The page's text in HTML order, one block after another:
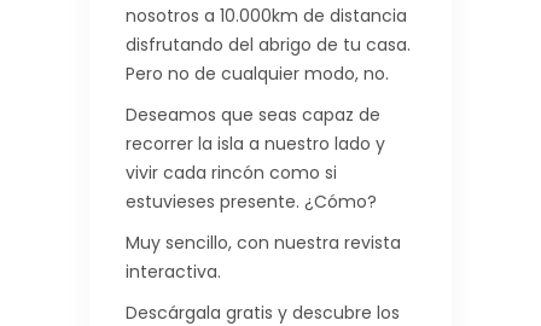
nosotros a 10.000km de distancia
disfrutando del abrigo de tu casa.
Pero no de cualquier modo, no.
Deseamos que seas capaz de
recorrer la isla a nuestro lado y
vivir cada rincón como si
estuvieses presente. ¿Cómo?
Muy sencillo, con nuestra revista
interactiva.
Descárgala gratis y descubre los